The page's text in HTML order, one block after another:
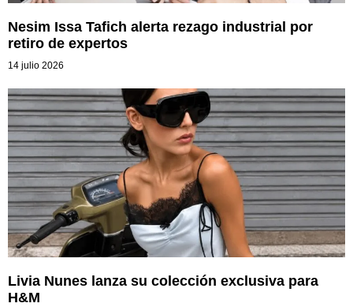
Nesim Issa Tafich alerta rezago industrial por
retiro de expertos
14 julio 2026
Livia Nunes lanza su colección exclusiva para
H&M